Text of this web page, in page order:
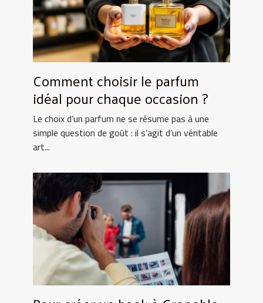
Comment choisir le parfum
idéal pour chaque occasion ?
Le choix d’un parfum ne se résume pas à une
simple question de goût : il s’agit d’un véritable
art...